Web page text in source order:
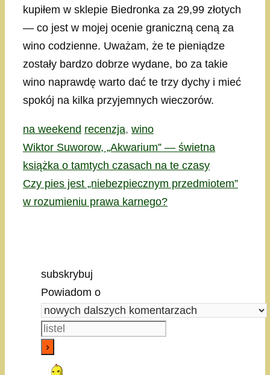
kupiłem w sklepie Biedronka za 29,99 złotych
— co jest w mojej ocenie graniczną ceną za
wino codzienne. Uważam, że te pieniądze
zostały bardzo dobrze wydane, bo za takie
wino naprawdę warto dać te trzy dychy i mieć
spokój na kilka przyjemnych wieczorów.
Kategorie
na weekend Tagi
recenzja, wino
Wiktor Suworow, „Akwarium” — świetna
książka o tamtych czasach na te czasy
Czy pies jest „niebezpiecznym przedmiotem”
w rozumieniu prawa karnego?
subskrybuj
Powiadom o